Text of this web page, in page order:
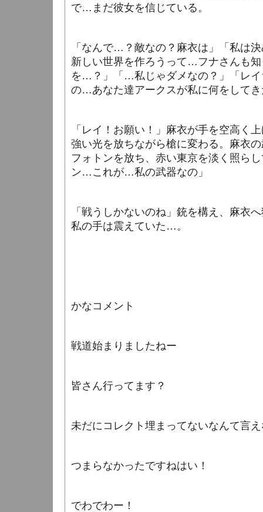
で…まだ彼女を信じている。
「なんで…？敵なの？麻衣は」「私は
新しい世界を作ろうって…フナさんも
を…？」「…私じゃダメなの？」「レイ
の…あなた達アークスが私に何をして
「レイ！お願い！」麻衣が手を空高く
強い光を放ちながら槍に変わる。麻衣
フォトンを放ち、赤い東京を淡く照ら
ン…これが…私の武器なの」
「戦うしかないのね」銃を構え、麻衣
私の手は震えていた…。
かなコメント
戦道始まりましたねー
皆さん行ってます？
未だにコレクト埋まってないなんて言
つまらなかったですねはい！
でわでわー！